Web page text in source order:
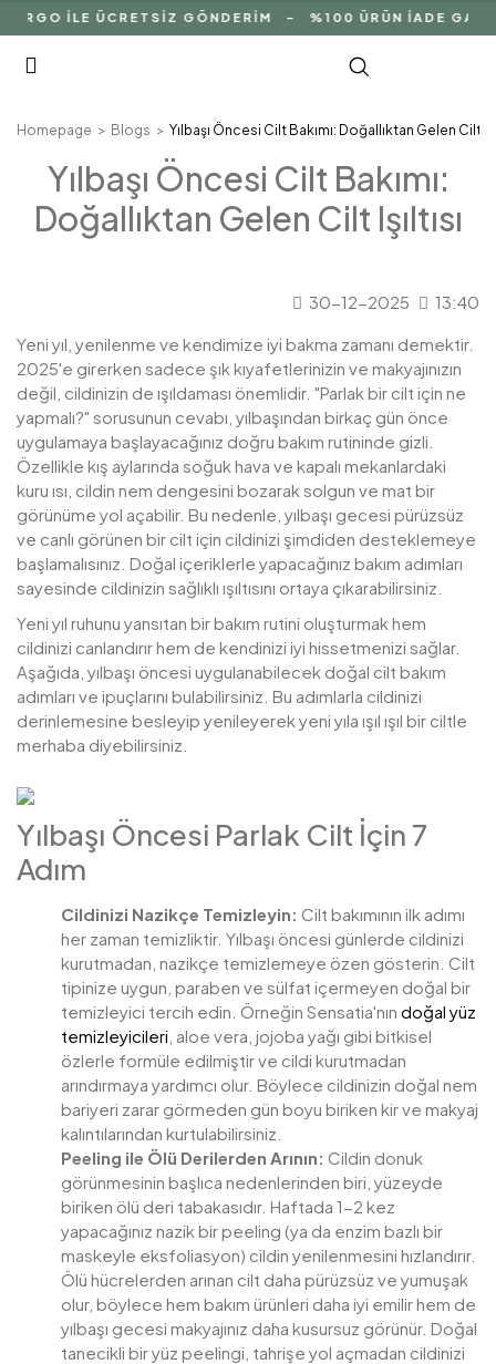
İLE ÜCRETSİZ GÖNDERİM - %100 ÜRÜN İADE
Homepage Blogs Yılbaşı Öncesi Cilt Bakımı: Doğallıktan Gelen Cilt
Yılbaşı Öncesi Cilt Bakımı:
Doğallıktan Gelen Cilt Işıltısı
30-12-2025
13:40
Yeni yıl, yenilenme ve kendimize iyi bakma zamanı demektir.
2025'e girerken sadece şık kıyafetlerinizin ve makyajınızın
değil, cildinizin de ışıldaması önemlidir. "Parlak bir cilt için ne
yapmalı?" sorusunun cevabı, yılbaşından birkaç gün önce
uygulamaya başlayacağınız doğru bakım rutininde gizli.
Özellikle kış aylarında soğuk hava ve kapalı mekanlardaki
kuru ısı, cildin nem dengesini bozarak solgun ve mat bir
görünüme yol açabilir. Bu nedenle, yılbaşı gecesi pürüzsüz
ve canlı görünen bir cilt için cildinizi şimdiden desteklemeye
başlamalısınız. Doğal içeriklerle yapacağınız bakım adımları
sayesinde cildinizin sağlıklı ışıltısını ortaya çıkarabilirsiniz.
Yeni yıl ruhunu yansıtan bir bakım rutini oluşturmak hem
cildinizi canlandırır hem de kendinizi iyi hissetmenizi sağlar.
Aşağıda, yılbaşı öncesi uygulanabilecek doğal cilt bakım
adımları ve ipuçlarını bulabilirsiniz. Bu adımlarla cildinizi
derinlemesine besleyip yenileyerek yeni yıla ışıl ışıl bir ciltle
merhaba diyebilirsiniz.
Yılbaşı Öncesi Parlak Cilt İçin 7
Adım
Cildinizi Nazikçe Temizleyin: Cilt bakımının ilk adımı
her zaman temizliktir. Yılbaşı öncesi günlerde cildinizi
kurutmadan, nazikçe temizlemeye özen gösterin. Cilt
tipinize uygun, paraben ve sülfat içermeyen doğal bir
temizleyici tercih edin. Örneğin Sensatia'nın doğal yüz
temizleyicileri , aloe vera, jojoba yağı gibi bitkisel
özlerle formüle edilmiştir ve cildi kurutmadan
arındırmaya yardımcı olur. Böylece cildinizin doğal nem
bariyeri zarar görmeden gün boyu biriken kir ve makyaj
kalıntılarından kurtulabilirsiniz.
Peeling ile Ölü Derilerden Arının: Cildin donuk
görünmesinin başlıca nedenlerinden biri, yüzeyde
biriken ölü deri tabakasıdır. Haftada 1-2 kez
yapacağınız nazik bir peeling (ya da enzim bazlı bir
maskeyle eksfoliasyon) cildin yenilenmesini hızlandırır.
Ölü hücrelerden arınan cilt daha pürüzsüz ve yumuşak
olur, böylece hem bakım ürünleri daha iyi emilir hem de
yılbaşı gecesi makyajınız daha kusursuz görünür. Doğal
tanecikli bir yüz peelingi, tahrişe yol açmadan cildinizi